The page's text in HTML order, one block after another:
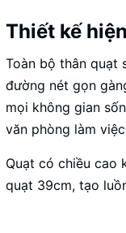
Thiết kế
Toàn bộ thân quạt
đường nét gọn
mọi không gian
văn phòng làm
Quạt có chiều cao
quạt 39cm, tạo